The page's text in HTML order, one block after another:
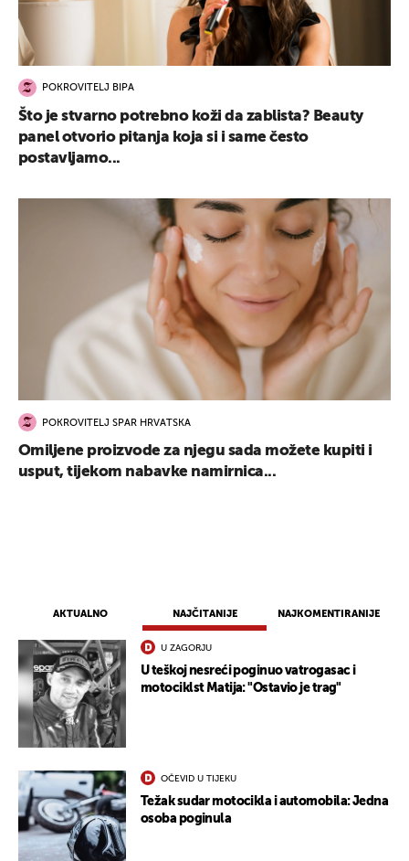
AKTUALNO NAJČITANIJE NAJKOMENTIRANIJE
U ZAGORJU
U teškoj nesreći poginuo vatrogasac i
motociklst Matija: "Ostavio je trag"
OČEVID U TIJEKU
Težak sudar motocikla i automobila: Jedna
osoba poginula
POKROVITELJ BIPA
Što je stvarno potrebno koži da zablista? Beauty
panel otvorio pitanja koja si i same često
postavljamo...
POKROVITELJ SPAR HRVATSKA
Omiljene proizvode za njegu sada možete kupiti i
usput, tijekom nabavke namirnica...